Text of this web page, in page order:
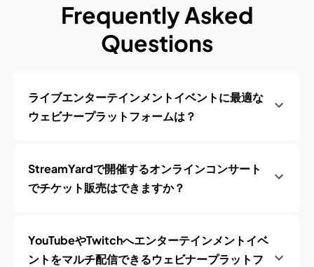
Frequently Asked
Questions
ライブエンターテインメントイベントに最適な
ウェビナープラットフォームは？
StreamYardで開催するオンラインコンサート
でチケット販売はできますか？
YouTubeやTwitchへエンターテインメントイベ
ントをマルチ配信できるウェビナープラットフ